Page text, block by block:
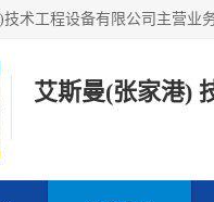
艾斯曼(张家港)